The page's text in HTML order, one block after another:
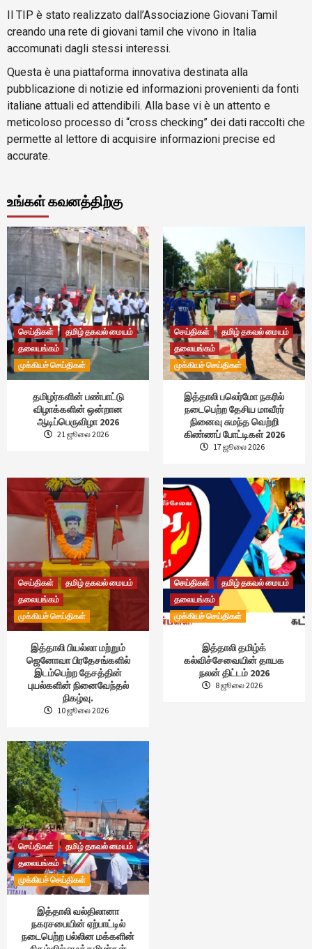
Il TIP è stato realizzato dall’Associazione Giovani Tamil
creando una rete di giovani tamil che vivono in Italia
accomunati dagli stessi interessi.
Questa è una piattaforma innovativa destinata alla
pubblicazione di notizie ed informazioni provenienti da fonti
italiane attuali ed attendibili. Alla base vi è un attento e
meticoloso processo di “cross checking” dei dati raccolti che
permette al lettore di acquisire informazioni precise ed
accurate.
உங்கள் கவனத்திற்கு
செய்திகள்
தமிழ் தகவல் மையம்
தலையங்கம்
முக்கியச் செய்திகள்
தமிழர்களின் பண்பாட்டு
விழாக்களின் ஒன்றான
ஆடிப்பெருவிழா 2026
21 ஜூலை 2026
செய்திகள்
தமிழ் தகவல் மையம்
தலையங்கம்
முக்கியச் செய்திகள்
இத்தாலி பலெர்மோ நகரில்
நடைபெற்ற தேசிய மாவீரர்
நினைவு சுமந்த வெற்றி
கிண்ணப் போட்டிகள் 2026
17 ஜூலை 2026
செய்திகள்
தமிழ் தகவல் மையம்
தலையங்கம்
முக்கியச் செய்திகள்
இத்தாலி பியல்லா மற்றும்
ஜெனோவா பிரதேசங்களில்
இடம்பெற்ற தேசத்தின்
புயல்களின் நினைவேந்தல்
நிகழ்வு.
10 ஜூலை 2026
செய்திகள்
தமிழ் தகவல் மையம்
தலையங்கம்
முக்கியச் செய்திகள்
இத்தாலி தமிழ்க்
கல்விச்சேவையின் தாயக
நலன் திட்டம் 2026
8 ஜூலை 2026
செய்திகள்
தமிழ் தகவல் மையம்
தலையங்கம்
முக்கியச் செய்திகள்
இத்தாலி வல்திலானா
நகரசபையின் ஏற்பாட்டில்
நடைபெற்ற பல்லின மக்களின்